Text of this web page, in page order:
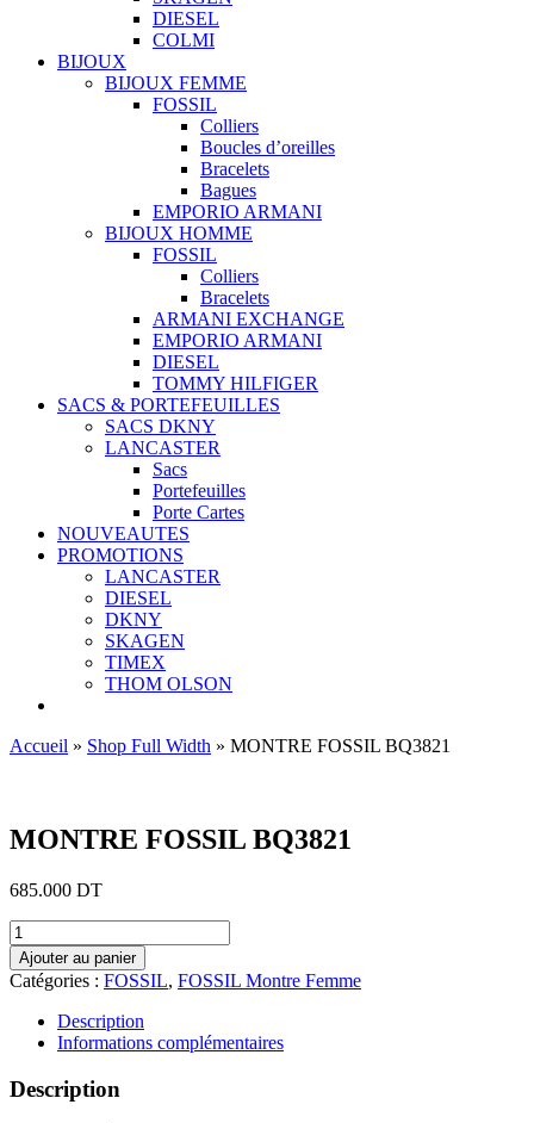
DIESEL
COLMI
BIJOUX
BIJOUX FEMME
FOSSIL
Colliers
Boucles d’oreilles
Bracelets
Bagues
EMPORIO ARMANI
BIJOUX HOMME
FOSSIL
Colliers
Bracelets
ARMANI EXCHANGE
EMPORIO ARMANI
DIESEL
TOMMY HILFIGER
SACS & PORTEFEUILLES
SACS DKNY
LANCASTER
Sacs
Portefeuilles
Porte Cartes
NOUVEAUTES
PROMOTIONS
LANCASTER
DIESEL
DKNY
SKAGEN
TIMEX
THOM OLSON
Accueil » Shop Full Width » MONTRE FOSSIL BQ3821
MONTRE FOSSIL BQ3821
685.000 DT
quantité
de
MONTRE
FOSSIL
BQ3821
Ajouter au panier
Catégories : FOSSIL, FOSSIL Montre Femme
Description
Informations complémentaires
Description